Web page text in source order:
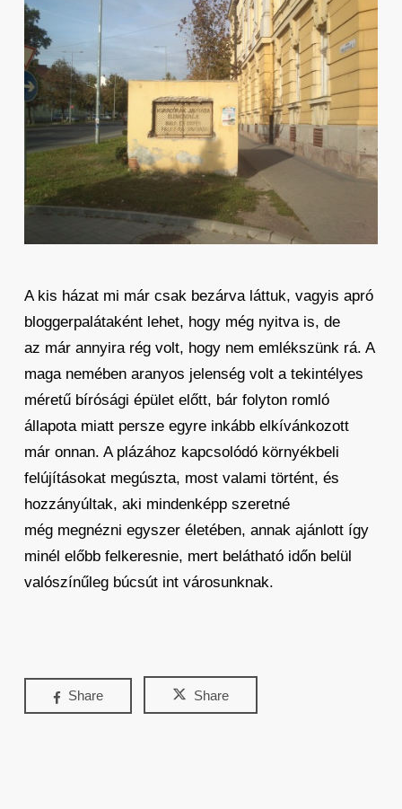
A kis házat mi már csak bezárva láttuk, vagyis apró
bloggerpalátaként lehet, hogy még nyitva is, de
az már annyira rég volt, hogy nem emlékszünk rá. A
maga nemében aranyos jelenség volt a tekintélyes
méretű bírósági épület előtt, bár folyton romló
állapota miatt persze egyre inkább elkívánkozott
már onnan. A plázához kapcsolódó környékbeli
felújításokat megúszta, most valami történt, és
hozzányúltak, aki mindenképp szeretné
még megnézni egyszer életében, annak ajánlott így
minél előbb felkeresnie, mert belátható időn belül
valószínűleg búcsút int városunknak.
Share Share